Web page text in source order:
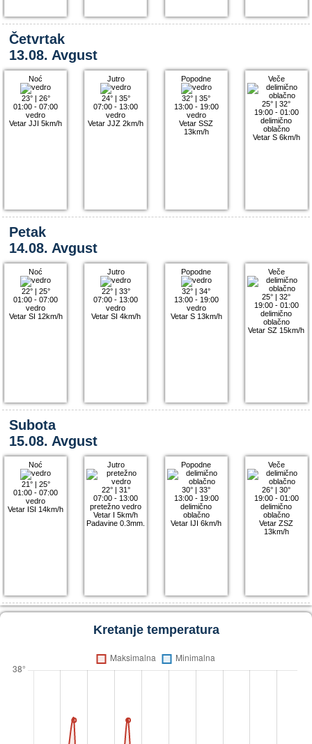
Četvrtak
13.08. Avgust
Noć
23°| 26°
01:00 - 07:00
vedro
Vetar JJI 5km/h
Jutro
24°| 35°
07:00 - 13:00
vedro
Vetar JJZ 2km/h
Popodne
32° |35°
13:00 - 19:00
vedro
Vetar SSZ
13km/h
Veče
25° |32°
19:00 - 01:00
delimično
oblačno
Vetar S 6km/h
Petak
14.08. Avgust
Noć
22°| 25°
01:00 - 07:00
vedro
Vetar SI 12km/h
Jutro
22°| 33°
07:00 - 13:00
vedro
Vetar SI 4km/h
Popodne
32° |34°
13:00 - 19:00
vedro
Vetar S 13km/h
Veče
25° |32°
19:00 - 01:00
delimično
oblačno
Vetar SZ 15km/h
Subota
15.08. Avgust
Noć
21°| 25°
01:00 - 07:00
vedro
Vetar ISI 14km/h
Jutro
22°| 31°
07:00 - 13:00
pretežno vedro
Vetar I 5km/h
Padavine 0.3mm.
Popodne
30° |33°
13:00 - 19:00
delimično
oblačno
Vetar IJI 6km/h
Veče
26° |30°
19:00 - 01:00
delimično
oblačno
Vetar ZSZ
13km/h
Kretanje temperatura